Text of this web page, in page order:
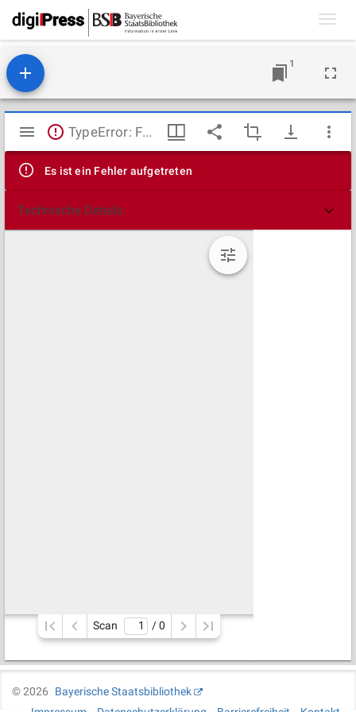
1
Mirador
Viewer
TypeError: Failed to fetch
Es ist ein Fehler aufgetreten
Technische Details
Scan / 0
©2026
Bayerische Staatsbibliothek